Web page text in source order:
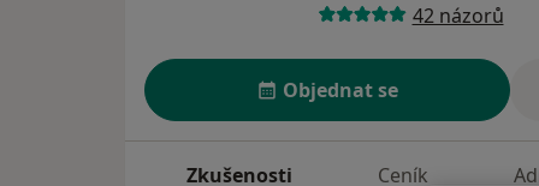
42 názorů
Objednat se
Zkušenosti Ceník